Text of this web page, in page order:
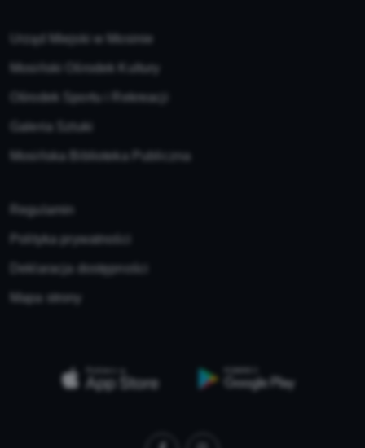
Urząd Miejski w Mosinie
Mosiński Ośrodek Kultury
Ośrodek Sportu i Rekreacji
Galeria Sztuki
Mosińska Biblioteka Publiczna
Regulamin
Polityka prywatności
Deklaracja dostępności
Mapa strony